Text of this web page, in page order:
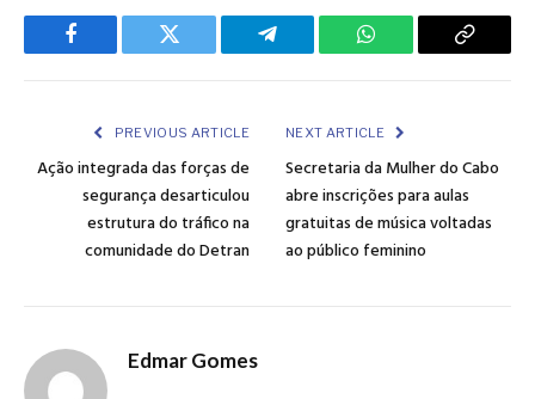
Facebook Twitter Telegram WhatsApp Copy
PREVIOUS ARTICLE
Ação integrada das forças de
segurança desarticulou
estrutura do tráfico na
comunidade do Detran
NEXT ARTICLE
Secretaria da Mulher do Cabo
abre inscrições para aulas
gratuitas de música voltadas
ao público feminino
Edmar Gomes